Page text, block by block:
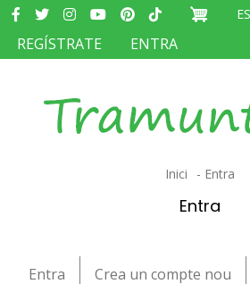
Vés
contingut
Redes
sociales
ES
MENÚ
DEL
D'USUARI
REGÍSTRATE ENTRA
Inici Entra
Entra
Pestanyes
Entra (pestanya
Crea un compte nou